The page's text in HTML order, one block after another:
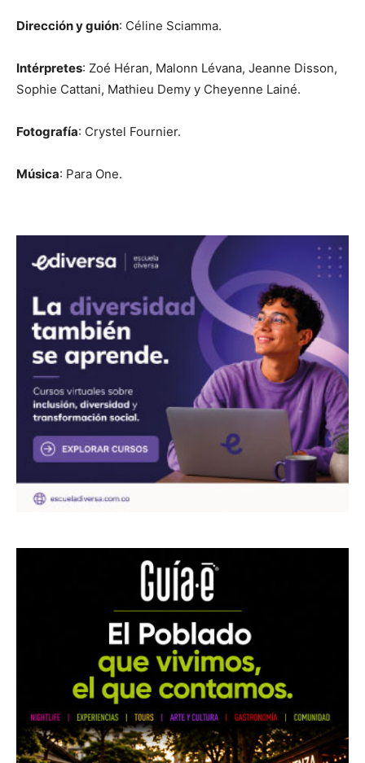
Dirección y guión: Céline Sciamma.
Intérpretes: Zoé Héran, Malonn Lévana, Jeanne Disson,
Sophie Cattani, Mathieu Demy y Cheyenne Lainé.
Fotografía: Crystel Fournier.
Música: Para One.